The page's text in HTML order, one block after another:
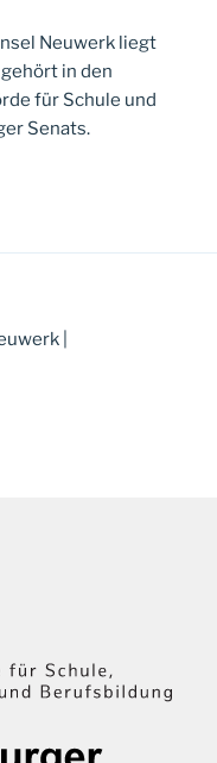
Neuwerk liegt
in den
für Schule und
Senats.
|